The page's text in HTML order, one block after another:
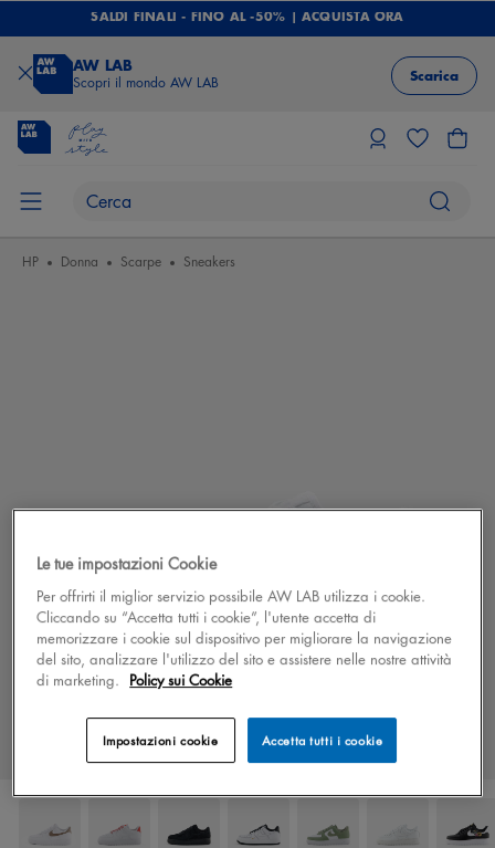
SALDI FINALI - FINO AL -50% | ACQUISTA ORA
AW LAB
Scopri il mondo AW LAB Scarica
HP Donna Scarpe Sneakers
Le tue impostazioni Cookie
Per offrirti il miglior servizio possibile AW LAB utilizza i cookie.
Cliccando su “Accetta tutti i cookie”, l'utente accetta di
memorizzare i cookie sul dispositivo per migliorare la navigazione
del sito, analizzare l'utilizzo del sito e assistere nelle nostre attività
di marketing. Policy sui Cookie
Accetta tutti i cookie
Impostazioni cookie